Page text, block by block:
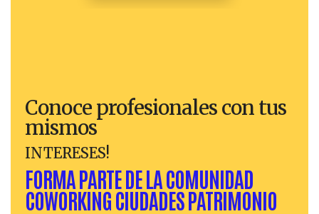
Conoce profesionales con tus
mismos
INTERESES!​
FORMA PARTE DE LA COMUNIDAD
COWORKING CIUDADES PATRIMONIO